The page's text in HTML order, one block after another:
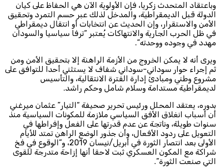
وباعتقاد المتحدث زكريا، فإن الأولوية الآن هي الحفاظ على كيان
الدولة قبل الديمقراطية، والمدخل لذلك عبر حسم التمرد وتحقيق
الأمن والاستقرار، وإن الحديث عن انتخابات أو انتقال ديمقراطي
في ظل الحرب الجارية والانتهاكات يُعتبر “ترفا سياسيا والسودان
مهدد في وجوده ووحدته”.
ويرى أنه لا يمكن الخروج من الأزمة الراهنة إلا بتحقيق الأمن ومن
ثم إجراء حوار سوداني-سوداني شفاف لا يستثني أحدا للتوافق على
مشروع وطني ومبادئ إدارة الفترة الانتقالية، والتأسيس
لديمقراطية مستدامة وسلام شامل وحكم راشد.
بدوره، يعتقد المحلل ورئيس تحرير صحيفة “التيار” عثمان ميرغني
أن أسباب انغلاق الأفق السياسي ملازمة للمكونات السياسية منذ
سنوات طويلة، وناتجة عن عدم قدرتها على الفعل وإفراطها في
التعويل على ردود الأفعال، وأن جذور الوضع الراهن تمتد للأيام
الأولى بعد انتصار الثورة في أبريل/نيسان 2019، و”الوقوع في فخ
شراكة مع المكون العسكري ثبت لاحقا أنها إزاحة متدرجة للقوى
التي صنعت الثورة”.